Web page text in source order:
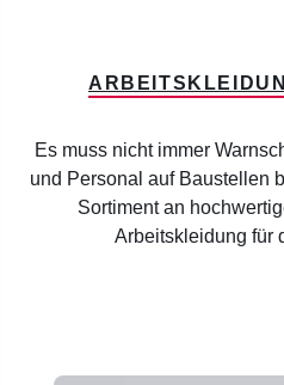
Es muss nicht immer
und Personal auf Baustellen
Sortiment an
Arbeitskleidung für